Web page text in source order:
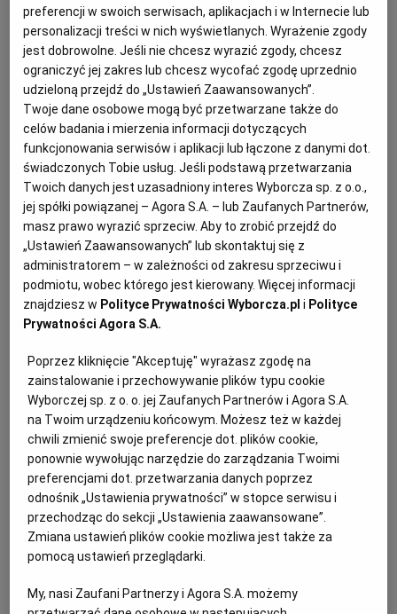
KOSZALIN
KRAKÓW
LUBLIN
ŁÓDŹ
OLSZTYN
OPOLE
PŁOCK
POZNAŃ
RADOM
RYBNIK
TOK FM
SPORT.PL
PUBLIO.PL
KULTURALNYSKLEP.PL
DZIECKO
ZDROWIE
POGODA
PODRÓŻE
WIDEO
FORUM
Oliwa smakowa - przepis podstawowy
litr oliwy
wybrane zioła lub inne dodatki
10 g soli morskiej
Oliwę podgrzewamy do temperatury 60 st., a następnie
wraz z wcześniej umytymi i osuszonymi ziołami lub
zieleniną wkładamy do blendera,solimyi miksujemy
na jednolitą masę.
Przygotowujemy miskę i pasujące do niej sito oraz
czystą ściereczkę lub gazę, która będzie filtrem.
Oliwę z dodatkami musimy przecedzić tak, aby oliwa
znalazła się w misce, a resztki pietruszki zostały
na ścierce lub gazie. Oliwę przelewamy do ciemnej
butelki i zakręcamy lub zamykamy korkiem
preferencji w swoich serwisach, aplikacjach i w Internecie lub
personalizacji treści w nich wyświetlanych. Wyrażenie zgody
jest dobrowolne. Jeśli nie chcesz wyrazić zgody, chcesz
ograniczyć jej zakres lub chcesz wycofać zgodę uprzednio
udzieloną przejdź do „Ustawień Zaawansowanych”.
Twoje dane osobowe mogą być przetwarzane także do
celów badania i mierzenia informacji dotyczących
funkcjonowania serwisów i aplikacji lub łączone z danymi dot.
świadczonych Tobie usług. Jeśli podstawą przetwarzania
Twoich danych jest uzasadniony interes Wyborcza sp. z o.o.,
jej spółki powiązanej – Agora S.A. – lub Zaufanych Partnerów,
masz prawo wyrazić sprzeciw. Aby to zrobić przejdź do
„Ustawień Zaawansowanych” lub skontaktuj się z
administratorem – w zależności od zakresu sprzeciwu i
podmiotu, wobec którego jest kierowany. Więcej informacji
znajdziesz w Polityce Prywatności Wyborcza.pl i Polityce
Prywatności Agora S.A.
Poprzez kliknięcie "Akceptuję" wyrażasz zgodę na
zainstalowanie i przechowywanie plików typu cookie
Wyborczej sp. z o. o. jej Zaufanych Partnerów i Agora S.A.
na Twoim urządzeniu końcowym. Możesz też w każdej
chwili zmienić swoje preferencje dot. plików cookie,
ponownie wywołując narzędzie do zarządzania Twoimi
preferencjami dot. przetwarzania danych poprzez
odnośnik „Ustawienia prywatności” w stopce serwisu i
przechodząc do sekcji „Ustawienia zaawansowane”.
Zmiana ustawień plików cookie możliwa jest także za
pomocą ustawień przeglądarki.
My, nasi Zaufani Partnerzy i Agora S.A. możemy